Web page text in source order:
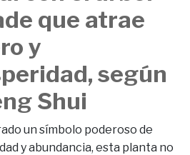
que atrae
y
según
Shui
un símbolo poderoso de
y abundancia, esta planta no